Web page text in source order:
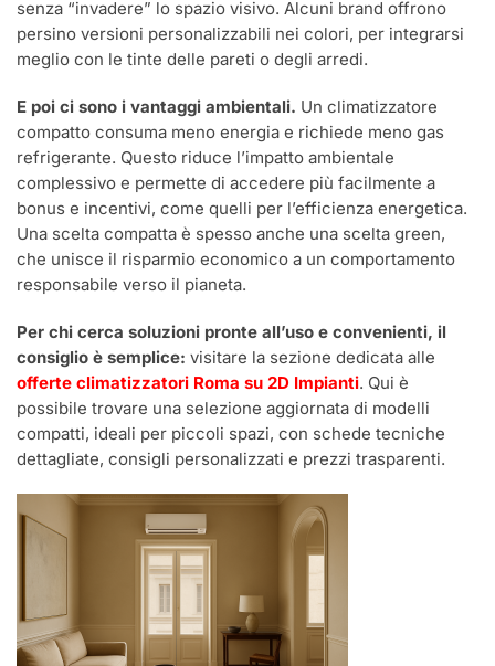
senza “invadere” lo spazio visivo. Alcuni brand offrono
persino versioni personalizzabili nei colori, per integrarsi
meglio con le tinte delle pareti o degli arredi.
E poi ci sono i vantaggi ambientali. Un climatizzatore
compatto consuma meno energia e richiede meno gas
refrigerante. Questo riduce l’impatto ambientale
complessivo e permette di accedere più facilmente a
bonus e incentivi, come quelli per l’efficienza energetica.
Una scelta compatta è spesso anche una scelta green,
che unisce il risparmio economico a un comportamento
responsabile verso il pianeta.
Per chi cerca soluzioni pronte all’uso e convenienti, il
consiglio è semplice: visitare la sezione dedicata alle
offerte climatizzatori Roma su 2D Impianti. Qui è
possibile trovare una selezione aggiornata di modelli
compatti, ideali per piccoli spazi, con schede tecniche
dettagliate, consigli personalizzati e prezzi trasparenti.